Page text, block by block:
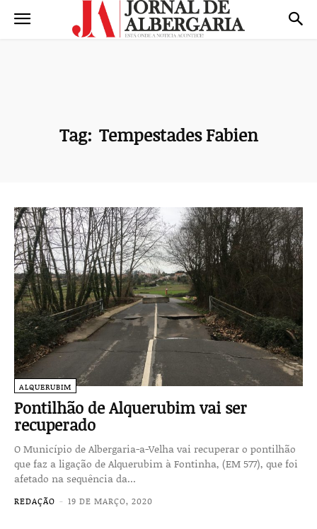
Tag: Tempestades Fabien
ALQUERUBIM
Pontilhão de Alquerubim vai ser
recuperado
O Município de Albergaria-a-Velha vai recuperar o pontilhão
que faz a ligação de Alquerubim à Fontinha, (EM 577), que foi
afetado na sequência da...
REDAÇÃO - 19 DE MARÇO, 2020